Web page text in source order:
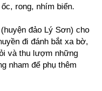
rong, nhím biển.
đảo Lý Sơn) cho
đi đánh bắt xa bờ,
và thu lượm những
nham để phụ thêm